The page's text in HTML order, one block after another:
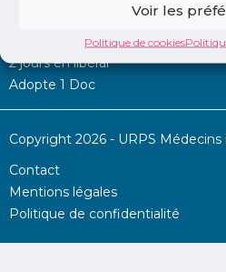
Voir les
Politique de cookies
Permanence d’aide à l’installation
2 jours en libéral
Adopte 1 Doc
Copyright 2026 - URPS Médecins
Contact
Mentions légales
Politique de confidentialité